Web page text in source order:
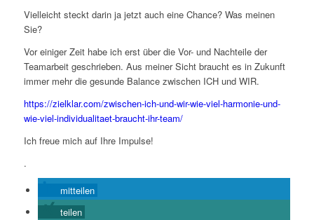
Vielleicht steckt darin ja jetzt auch eine Chance? Was meinen
Sie?
Vor einiger Zeit habe ich erst über die Vor- und Nachteile der
Teamarbeit geschrieben. Aus meiner Sicht braucht es in Zukunft
immer mehr die gesunde Balance zwischen ICH und WIR.
https://zielklar.com/zwischen-ich-und-wir-wie-viel-harmonie-und-
wie-viel-individualitaet-braucht-ihr-team/
Ich freue mich auf Ihre Impulse!
.
mitteilen
teilen